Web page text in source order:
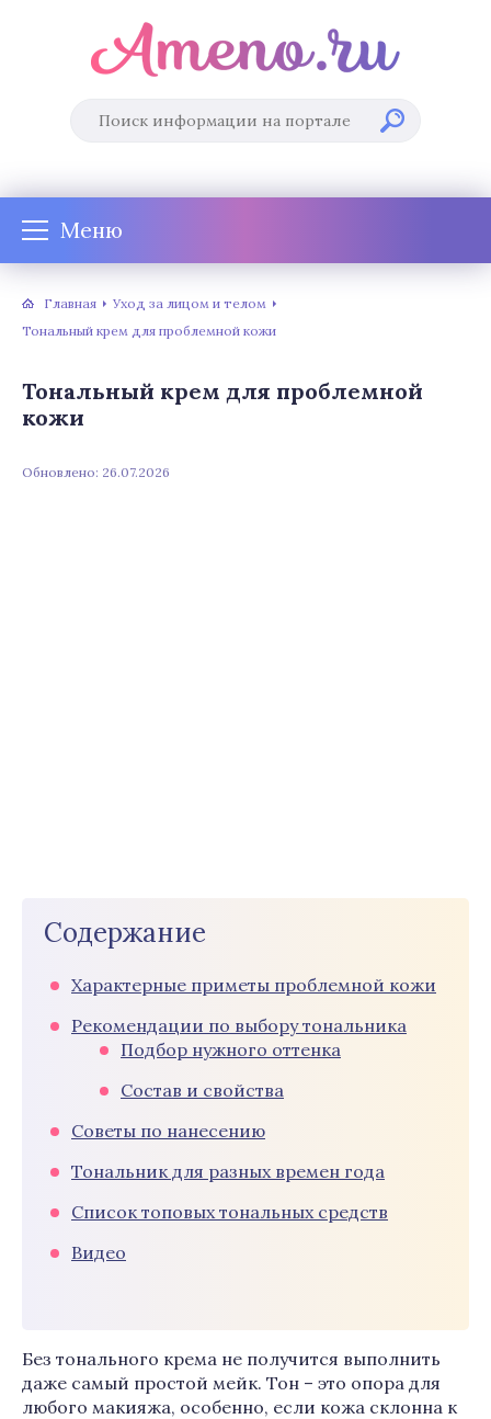
Меню
Главная
Уход за лицом и телом
Тональный крем для проблемной кожи
Тональный крем для проблемной
кожи
Обновлено: 26.07.2026
Содержание
Характерные приметы проблемной кожи
Рекомендации по выбору тональника
Подбор нужного оттенка
Состав и свойства
Советы по нанесению
Тональник для разных времен года
Список топовых тональных средств
Видео
Без тонального крема не получится выполнить
даже самый простой мейк. Тон – это опора для
любого макияжа, особенно, если кожа склонна к